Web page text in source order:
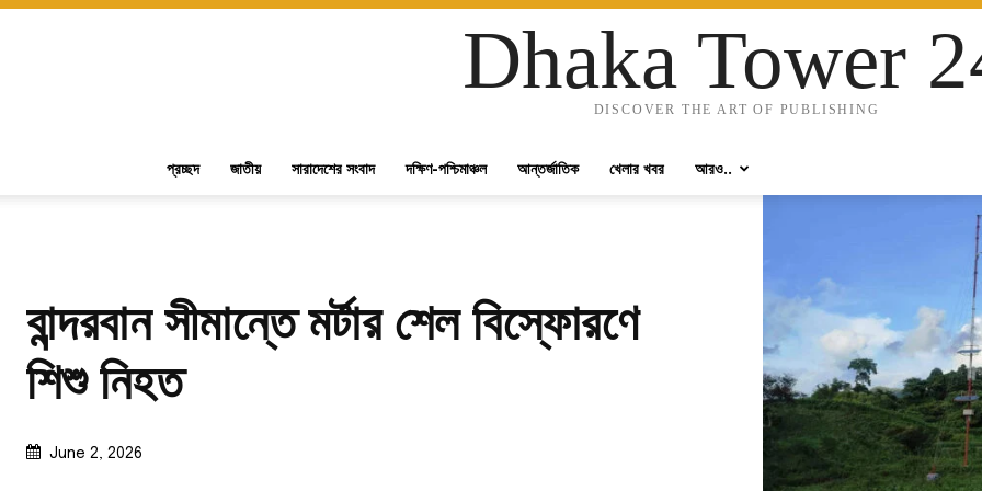
Dhaka Tower
DISCOVER THE ART OF PUBLISHING
প্রচ্ছদ জাতীয় সারাদেশের সংবাদ দক্ষিণ-পশ্চিমাঞ্চল আন্তর্জাতিক খেলার খবর আরও..
বান্দরবান সীমান্তে মর্টার শেল বিস্ফোরণে
শিশু নিহত
June 2, 2026